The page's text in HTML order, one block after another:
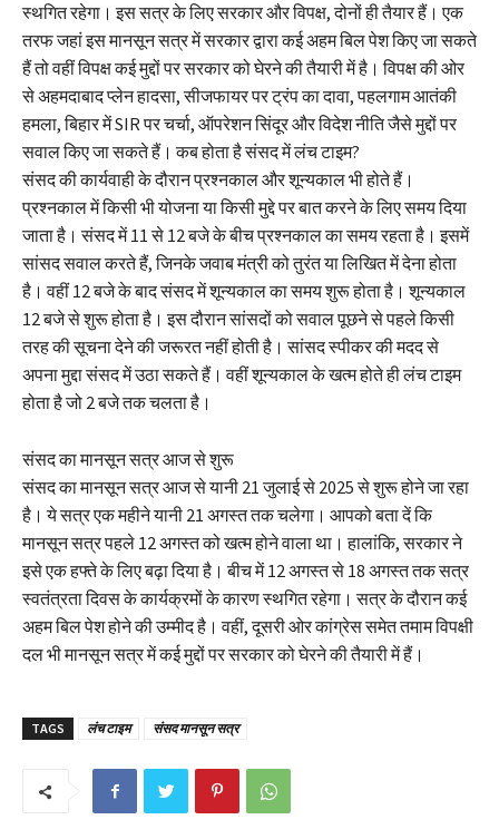
स्थगित रहेगा। इस सत्र के लिए सरकार और विपक्ष, दोनों ही तैयार हैं। एक
तरफ जहां इस मानसून सत्र में सरकार द्वारा कई अहम बिल पेश किए जा सकते
हैं तो वहीं विपक्ष कई मुद्दों पर सरकार को घेरने की तैयारी में है। विपक्ष की ओर
से अहमदाबाद प्लेन हादसा, सीजफायर पर ट्रंप का दावा, पहलगाम आतंकी
हमला, बिहार में SIR पर चर्चा, ऑपरेशन सिंदूर और विदेश नीति जैसे मुद्दों पर
सवाल किए जा सकते हैं। कब होता है संसद में लंच टाइम?
संसद की कार्यवाही के दौरान प्रश्नकाल और शून्यकाल भी होते हैं।
प्रश्नकाल में किसी भी योजना या किसी मुद्दे पर बात करने के लिए समय दिया
जाता है। संसद में 11 से 12 बजे के बीच प्रश्नकाल का समय रहता है। इसमें
सांसद सवाल करते हैं, जिनके जवाब मंत्री को तुरंत या लिखित में देना होता
है। वहीं 12 बजे के बाद संसद में शून्यकाल का समय शुरू होता है। शून्यकाल
12 बजे से शुरू होता है। इस दौरान सांसदों को सवाल पूछने से पहले किसी
तरह की सूचना देने की जरूरत नहीं होती है। सांसद स्पीकर की मदद से
अपना मुद्दा संसद में उठा सकते हैं। वहीं शून्यकाल के खत्म होते ही लंच टाइम
होता है जो 2 बजे तक चलता है।
संसद का मानसून सत्र आज से शुरू
संसद का मानसून सत्र आज से यानी 21 जुलाई से 2025 से शुरू होने जा रहा
है। ये सत्र एक महीने यानी 21 अगस्त तक चलेगा। आपको बता दें कि
मानसून सत्र पहले 12 अगस्त को खत्म होने वाला था। हालांकि, सरकार ने
इसे एक हफ्ते के लिए बढ़ा दिया है। बीच में 12 अगस्त से 18 अगस्त तक सत्र
स्वतंत्रता दिवस के कार्यक्रमों के कारण स्थगित रहेगा। सत्र के दौरान कई
अहम बिल पेश होने की उम्मीद है। वहीं, दूसरी ओर कांग्रेस समेत तमाम विपक्षी
दल भी मानसून सत्र में कई मुद्दों पर सरकार को घेरने की तैयारी में हैं।
TAGS लंच टाइम संसद मानसून सत्र